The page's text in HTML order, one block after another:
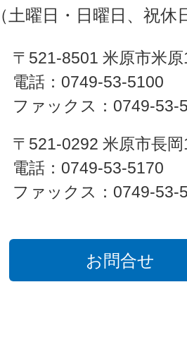
（土曜日・日曜日、祝
〒521-8501 米原市米
電話：0749-53-5100
ファックス：0749-53-
〒521-0292 米原市長
電話：0749-53-5170
ファックス：0749-53-
お問合せ